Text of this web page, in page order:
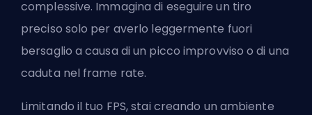
complessive. Immagina di eseguire un tiro
preciso solo per averlo leggermente fuori
bersaglio a causa di un picco improvviso o di una
caduta nel frame rate.
Limitando il tuo FPS, stai creando un ambiente